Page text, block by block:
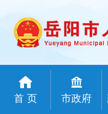
首 页 市政府